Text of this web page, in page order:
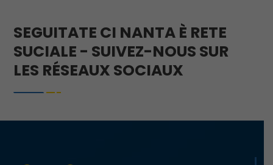
SEGUITATE CI NANTA È RETE
SUCIALE - SUIVEZ-NOUS SUR
LES RÉSEAUX SOCIAUX